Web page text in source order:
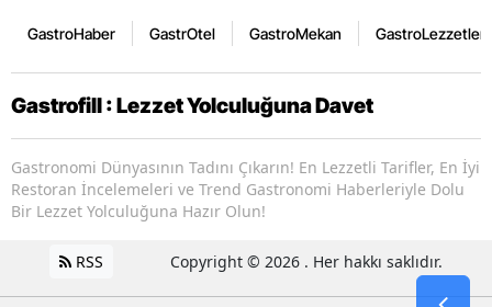
GastroHaber GastrOtel GastroMekan GastroLezzetler
Gastrofill : Lezzet Yolculuğuna Davet
Gastronomi Dünyasının Tadını Çıkarın! En Lezzetli Tarifler, En İyi
Restoran İncelemeleri ve Trend Gastronomi Haberleriyle Dolu
Bir Lezzet Yolculuğuna Hazır Olun!
RSS Copyright © 2026 . Her hakkı saklıdır.